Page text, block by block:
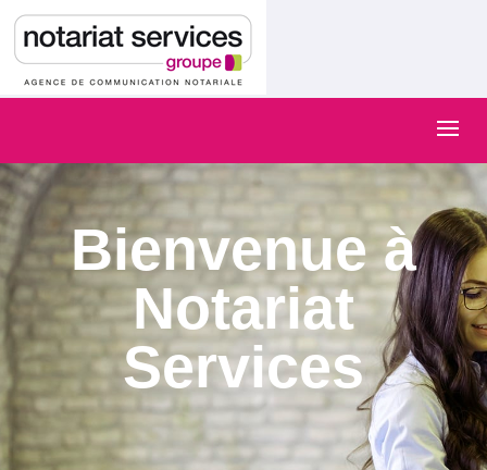
Bienvenue à
Notariat
Services